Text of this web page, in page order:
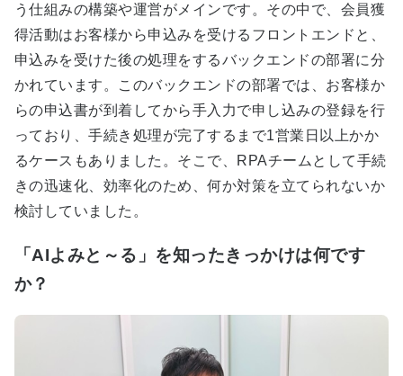
う仕組みの構築や運営がメインです。その中で、会員獲
得活動はお客様から申込みを受けるフロントエンドと、
申込みを受けた後の処理をするバックエンドの部署に分
かれています。このバックエンドの部署では、お客様か
らの申込書が到着してから手入力で申し込みの登録を行
っており、手続き処理が完了するまで1営業日以上かか
るケースもありました。そこで、RPAチームとして手続
きの迅速化、効率化のため、何か対策を立てられないか
検討していました。
「AIよみと～る」を知ったきっかけは何です
か？